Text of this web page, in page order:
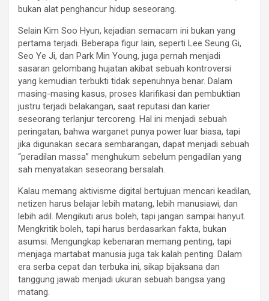
bukan alat penghancur hidup seseorang.
Selain Kim Soo Hyun, kejadian semacam ini bukan yang
pertama terjadi. Beberapa figur lain, seperti Lee Seung Gi,
Seo Ye Ji, dan Park Min Young, juga pernah menjadi
sasaran gelombang hujatan akibat sebuah kontroversi
yang kemudian terbukti tidak sepenuhnya benar. Dalam
masing-masing kasus, proses klarifikasi dan pembuktian
justru terjadi belakangan, saat reputasi dan karier
seseorang terlanjur tercoreng. Hal ini menjadi sebuah
peringatan, bahwa warganet punya power luar biasa, tapi
jika digunakan secara sembarangan, dapat menjadi sebuah
“peradilan massa” menghukum sebelum pengadilan yang
sah menyatakan seseorang bersalah.
Kalau memang aktivisme digital bertujuan mencari keadilan,
netizen harus belajar lebih matang, lebih manusiawi, dan
lebih adil. Mengikuti arus boleh, tapi jangan sampai hanyut.
Mengkritik boleh, tapi harus berdasarkan fakta, bukan
asumsi. Mengungkap kebenaran memang penting, tapi
menjaga martabat manusia juga tak kalah penting. Dalam
era serba cepat dan terbuka ini, sikap bijaksana dan
tanggung jawab menjadi ukuran sebuah bangsa yang
matang.